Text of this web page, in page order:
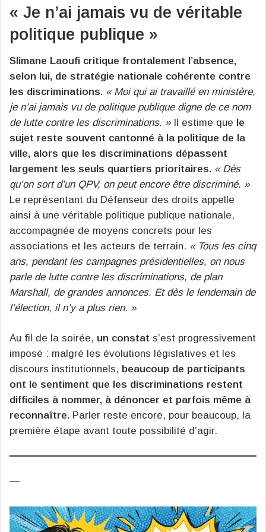
« Je n’ai jamais vu de véritable
politique publique »
Slimane Laoufi critique frontalement l’absence,
selon lui, de stratégie nationale cohérente contre
les discriminations. « Moi qui ai travaillé en ministère,
je n’ai jamais vu de politique publique digne de ce nom
de lutte contre les discriminations. »Il estime que le
sujet reste souvent cantonné à la politique de la
ville, alors que les discriminations dépassent
largement les seuls quartiers prioritaires. « Dès
qu’on sort d’un QPV, on peut encore être discriminé. »
Le représentant du Défenseur des droits appelle
ainsi à une véritable politique publique nationale,
accompagnée de moyens concrets pour les
associations et les acteurs de terrain. « Tous les cinq
ans, pendant les campagnes présidentielles, on nous
parle de lutte contre les discriminations, de plan
Marshall, de grandes annonces. Et dès le lendemain de
l’élection, il n’y a plus rien. »
Au fil de la soirée, un constat s’est progressivement
imposé : malgré les évolutions législatives et les
discours institutionnels, beaucoup de participants
ont le sentiment que les discriminations restent
difficiles à nommer, à dénoncer et parfois même à
reconnaître. Parler reste encore, pour beaucoup, la
première étape avant toute possibilité d’agir.
—